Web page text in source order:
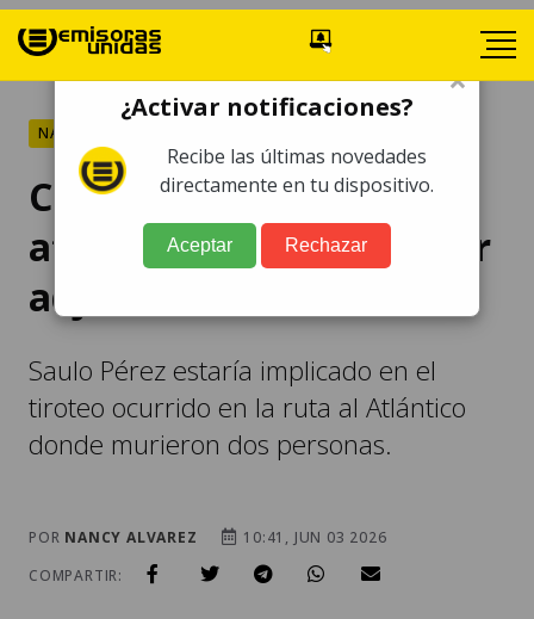
NACIONALES
Capturan a implicado en
ataque contra exdirector
adjunto de la PNC
Saulo Pérez estaría implicado en el
tiroteo ocurrido en la ruta al Atlántico
donde murieron dos personas.
POR NANCY ALVAREZ
10:41, JUN 03 2026
COMPARTIR:
×
¿Activar notificaciones?
Recibe las últimas novedades
directamente en tu dispositivo.
Aceptar Rechazar